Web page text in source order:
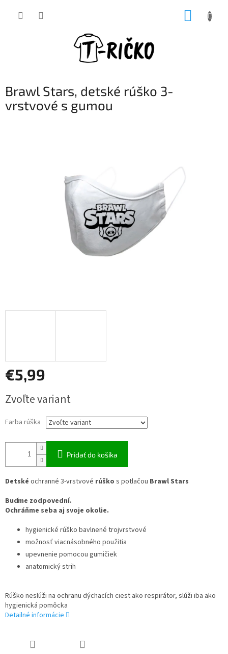
Brawl Stars, detské rúško 3-
vrstvové s gumou
€5,99
cena:
Zvoľte variant
Farba rúška
Pridať do košíka
Detské ochranné 3-vrstvové rúško s potlačou Brawl Stars
Buďme zodpovední.
Ochráňme seba aj svoje okolie.
hygienické rúško bavlnené trojvrstvové
možnosť viacnásobného použitia
upevnenie pomocou gumičiek
anatomický strih
Rúško neslúži na ochranu dýchacích ciest ako respirátor, slúži iba ako
hygienická pomôcka
Detailné informácie